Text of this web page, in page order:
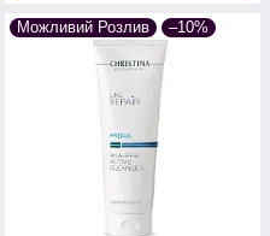
Можливий Розлив –10%